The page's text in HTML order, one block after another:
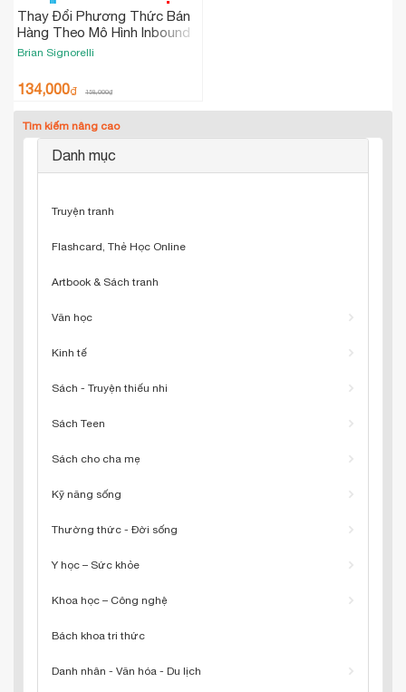
Thay Đổi Phương Thức Bán
Hàng Theo Mô Hình Inbound
Brian Signorelli
134,000₫ 158,000₫
Tìm kiếm nâng cao
Danh mục
Truyện tranh
Flashcard, Thẻ Học Online
Artbook & Sách tranh
Văn học
Kinh tế
Sách - Truyện thiếu nhi
Sách Teen
Sách cho cha mẹ
Kỹ năng sống
Thường thức - Đời sống
Y học – Sức khỏe
Khoa học – Công nghệ
Bách khoa tri thức
Danh nhân - Văn hóa - Du lịch